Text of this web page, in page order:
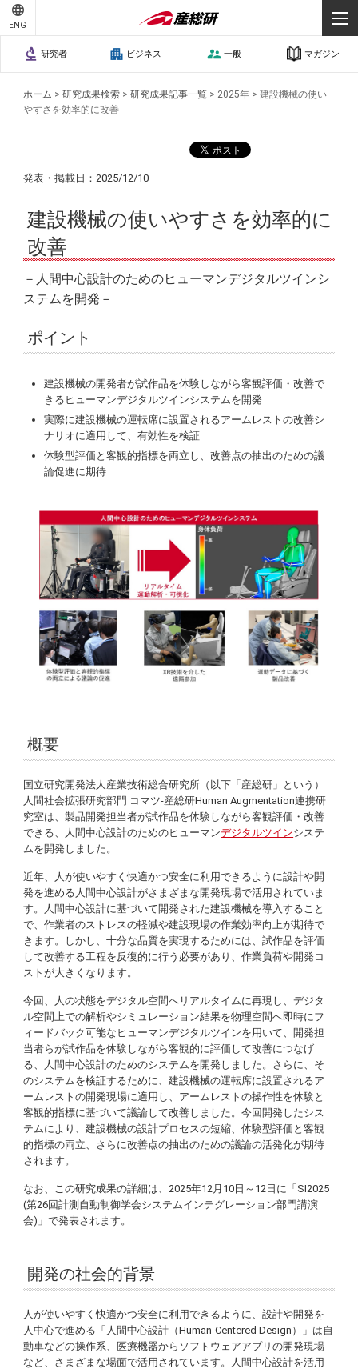
ENG
研究者 ビジネス 一般 マガジン
ホーム >研究成果検索 >研究成果記事一覧 > 2025年 >建設機械の使い
やすさを効率的に改善
発表・掲載日：2025/12/10
建設機械の使いやすさを効率的に
改善
－人間中心設計のためのヒューマンデジタルツインシ
ステムを開発－
ポイント
建設機械の開発者が試作品を体験しながら客観評価・改善で
きるヒューマンデジタルツインシステムを開発
実際に建設機械の運転席に設置されるアームレストの改善シ
ナリオに適用して、有効性を検証
体験型評価と客観的指標を両立し、改善点の抽出のための議
論促進に期待
概要
国立研究開発法人産業技術総合研究所（以下「産総研」という）
人間社会拡張研究部門 コマツ-産総研Human Augmentation連携研
究室は、製品開発担当者が試作品を体験しながら客観評価・改善
できる、人間中心設計のためのヒューマンデジタルツインシステ
ムを開発しました。
近年、人が使いやすく快適かつ安全に利用できるように設計や開
発を進める人間中心設計がさまざまな開発現場で活用されていま
す。人間中心設計に基づいて開発された建設機械を導入すること
で、作業者のストレスの軽減や建設現場の作業効率向上が期待で
きます。しかし、十分な品質を実現するためには、試作品を評価
して改善する工程を反復的に行う必要があり、作業負荷や開発コ
ストが大きくなります。
今回、人の状態をデジタル空間へリアルタイムに再現し、デジタ
ル空間上での解析やシミュレーション結果を物理空間へ即時にフ
ィードバック可能なヒューマンデジタルツインを用いて、開発担
当者らが試作品を体験しながら客観的に評価して改善につなげ
る、人間中心設計のためのシステムを開発しました。さらに、そ
のシステムを検証するために、建設機械の運転席に設置されるア
ームレストの開発現場に適用し、アームレストの操作性を体験と
客観的指標に基づいて議論して改善しました。今回開発したシス
テムにより、建設機械の設計プロセスの短縮、体験型評価と客観
的指標の両立、さらに改善点の抽出のための議論の活発化が期待
されます。
なお、この研究成果の詳細は、2025年12月10日～12日に「SI2025
(第26回計測自動制御学会システムインテグレーション部門講演
会)」で発表されます。
開発の社会的背景
人が使いやすく快適かつ安全に利用できるように、設計や開発を
人中心で進める「人間中心設計（Human-Centered Design）」は自
動車などの操作系、医療機器からソフトウェアアプリの開発現場
など、さまざまな場面で活用されています。人間中心設計を活用